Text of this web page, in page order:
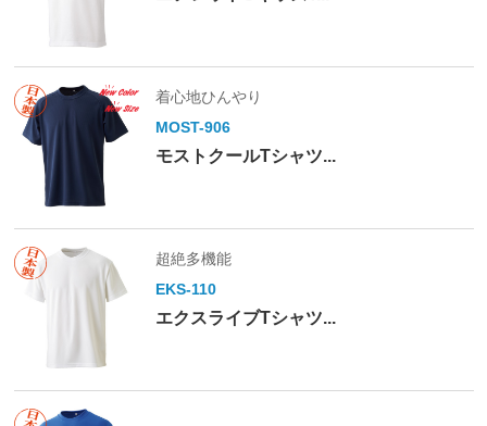
着心地ひんやり
MOST-906
モストクールTシャツ...
超絶多機能
EKS-110
エクスライブTシャツ...